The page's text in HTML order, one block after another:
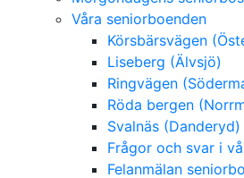
Våra seniorboenden
Körsbärsvägen
Liseberg (Älvsjö)
Ringvägen
Röda bergen
Svalnäs (Danderyd)
Frågor och svar i
Felanmälan